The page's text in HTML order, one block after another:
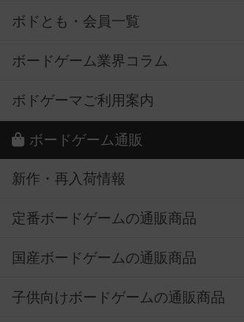
ボドとも・会員一覧
ボードゲーム業界コラム
ボドゲーマご利用案内
ボードゲーム通販
新作・再入荷情報
定番ボードゲームの通販商品
国産ボードゲームの通販商品
子供向けボードゲームの通販商品